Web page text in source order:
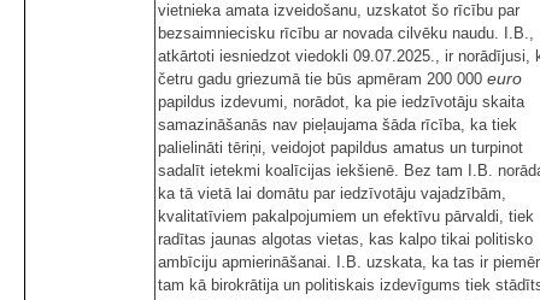
vietnieka amata izveidošanu, uzskatot šo rīcību par
bezsaimniecisku rīcību ar novada cilvēku naudu. I.B.,
atkārtoti iesniedzot viedokli 09.07.2025., ir norādījusi,
četru gadu griezumā tie būs apmēram 200 000 euro
papildus izdevumi, norādot, ka pie iedzīvotāju skaita
samazināšanās nav pieļaujama šāda rīcība, ka tiek
palielināti tēriņi, veidojot papildus amatus un turpinot
sadalīt ietekmi koalīcijas iekšienē. Bez tam I.B.
ka tā vietā lai domātu par iedzīvotāju vajadzībām,
kvalitatīviem pakalpojumiem un efektīvu pārvaldi, tiek
radītas jaunas algotas vietas, kas kalpo tikai politisko
ambīciju apmierināšanai. I.B. uzskata, ka tas ir
tam kā birokrātija un politiskais izdevīgums tiek